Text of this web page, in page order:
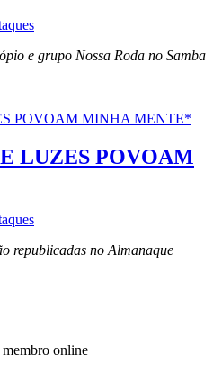
e grupo Nossa Roda no Samba
LUZES POVOAM
republicadas no Almanaque
online